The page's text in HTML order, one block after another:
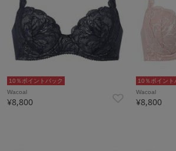
10％ポイントバック
Wacoal
¥8,800
10％ポイント
Wacoal
¥8,800